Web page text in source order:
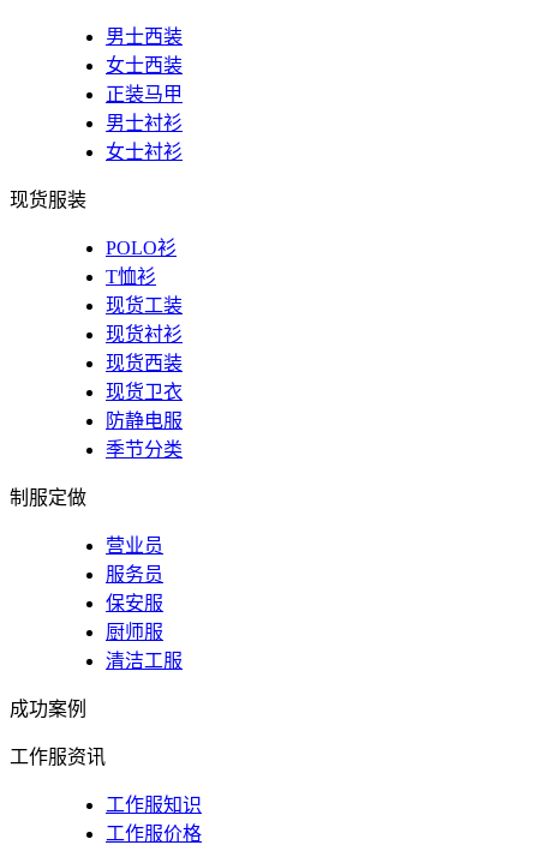
男士西装
女士西装
正装马甲
男士衬衫
女士衬衫
现货服装
POLO衫
T恤衫
现货工装
现货衬衫
现货西装
现货卫衣
防静电服
季节分类
制服定做
营业员
服务员
保安服
厨师服
清洁工服
成功案例
工作服资讯
工作服知识
工作服价格